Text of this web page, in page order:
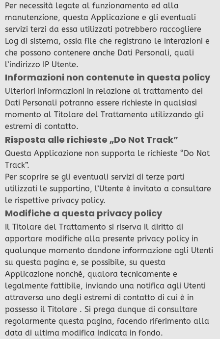
Per necessità legate al funzionamento ed alla
manutenzione, questa Applicazione e gli eventuali
servizi terzi da essa utilizzati potrebbero raccogliere
Log di sistema, ossia file che registrano le interazioni e
che possono contenere anche Dati Personali, quali
l’indirizzo IP Utente.
Informazioni non contenute in questa policy
Ulteriori informazioni in relazione al trattamento dei
Dati Personali potranno essere richieste in qualsiasi
momento al Titolare del Trattamento utilizzando gli
estremi di contatto.
Risposta alle richieste „Do Not Track”
Questa Applicazione non supporta le richieste “Do Not
Track”.
Per scoprire se gli eventuali servizi di terze parti
utilizzati le supportino, l’Utente è invitato a consultare
le rispettive privacy policy.
Modifiche a questa privacy policy
Il Titolare del Trattamento si riserva il diritto di
apportare modifiche alla presente privacy policy in
qualunque momento dandone informazione agli Utenti
su questa pagina e, se possibile, su questa
Applicazione nonché, qualora tecnicamente e
legalmente fattibile, inviando una notifica agli Utenti
attraverso uno degli estremi di contatto di cui è in
possesso il Titolare . Si prega dunque di consultare
regolarmente questa pagina, facendo riferimento alla
data di ultima modifica indicata in fondo.